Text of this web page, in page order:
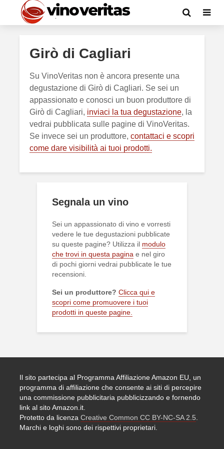
Girò di Cagliari
Su VinoVeritas non è ancora presente una
degustazione di Girò di Cagliari. Se sei un
appassionato e conosci un buon produttore di
Girò di Cagliari, inviaci la tua degustazione, la
vedrai pubblicata sulle pagine di VinoVeritas.
Se invece sei un produttore, contattaci e scopri
come dare visibilità ai tuoi prodotti.
Segnala un vino
Sei un appassionato di vino e vorresti
vedere le tue degustazioni pubblicate
su queste pagine? Utilizza il modulo
che trovi in questa pagina e nel giro
di pochi giorni vedrai pubblicate le tue
recensioni.
Sei un produttore? Clicca qui e
scopri come promuovere i tuoi
prodotti in queste pagine.
Il sito partecipa al Programma Affiliazione Amazon EU, un
programma di affiliazione che consente ai siti di percepire
una commissione pubblicitaria pubblicizzando e fornendo
link al sito Amazon.it.
Protetto da licenza Creative Common CC BY-NC-SA 2.5
Marchi e loghi sono dei rispettivi proprietari.